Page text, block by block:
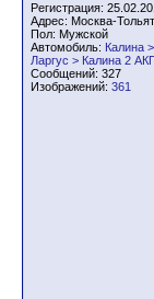
Регистрация:
Адрес: Москва-
Пол: Мужской
Автомобиль: Калина
Ларгус > Калина 2
Сообщений: 327
Изображений: 361